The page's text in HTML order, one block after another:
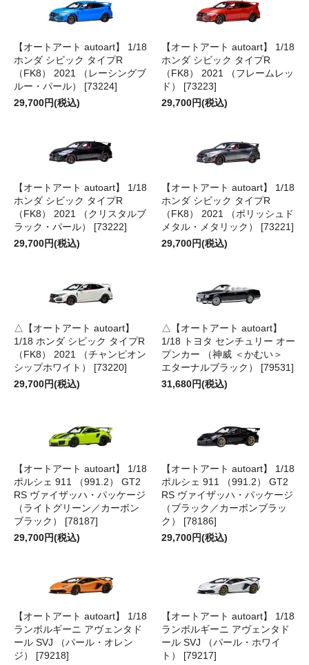
【オートアート autoart】 1/18
ホンダ シビック タイプR
（FK8） 2021 （レーシングブ
ルー・パール） [73224]
29,700円(税込)
【オートアート autoart】 1/18
ホンダ シビック タイプR
（FK8） 2021 （フレームレッ
ド） [73223]
29,700円(税込)
【オートアート autoart】 1/18
ホンダ シビック タイプR
（FK8） 2021 （クリスタルブ
ラック・パール） [73222]
29,700円(税込)
【オートアート autoart】 1/18
ホンダ シビック タイプR
（FK8） 2021 （ポリッシュド
メタル・メタリック） [73221]
29,700円(税込)
△【オートアート autoart】
1/18 ホンダ シビック タイプR
（FK8） 2021 （チャンピオン
シップホワイト） [73220]
29,700円(税込)
△【オートアート autoart】
1/18 トヨタ センチュリー オー
プンカー （神威 ＜かむい＞
エターナルブラック） [79531]
31,680円(税込)
【オートアート autoart】 1/18
ポルシェ 911 （991.2） GT2
RS ヴァイザッハ・パッケージ
（ライトグリーン／カーボン
ブラック） [78187]
29,700円(税込)
【オートアート autoart】 1/18
ポルシェ 911 （991.2） GT2
RS ヴァイザッハ・パッケージ
（ブラック／カーボンブラッ
ク） [78186]
29,700円(税込)
【オートアート autoart】 1/18
ランボルギーニ アヴェンタド
ール SVJ （パール・オレン
ジ） [79218]
【オートアート autoart】 1/18
ランボルギーニ アヴェンタド
ール SVJ （パール・ホワイ
ト） [79217]